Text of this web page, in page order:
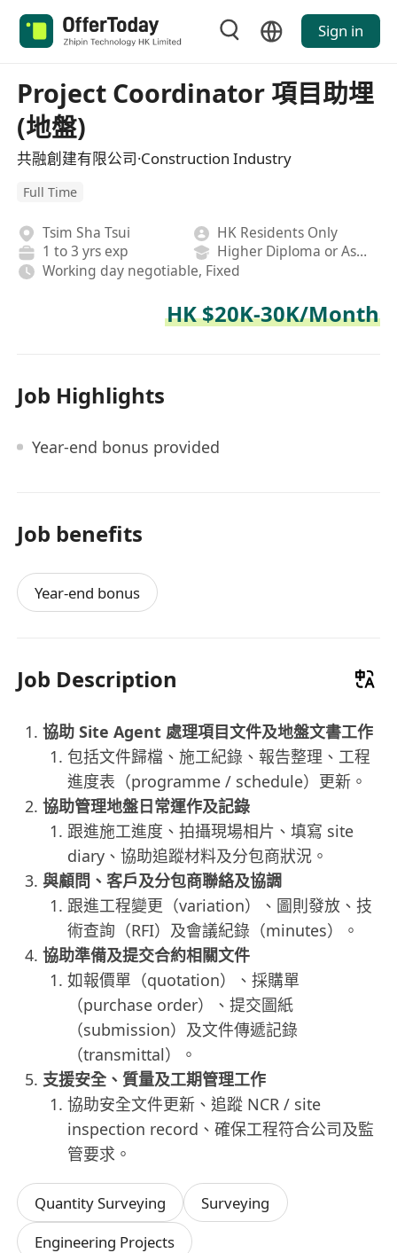
Sign in
Project Coordinator 項目助埋
(地盤)
共融創建有限公司·Construction Industry
Full Time
Tsim Sha Tsui
HK Residents Only
1 to 3 yrs exp
Higher Diploma or Associate Degree
Working day negotiable, Fixed
HK $20K-30K/Month
Job Highlights
Year-end bonus provided
Job benefits
Year-end bonus
Job Description
協助 Site Agent 處理項目文件及地盤文書工作
包括文件歸檔、施工紀錄、報告整理、工程
進度表（programme / schedule）更新。
協助管理地盤日常運作及記錄
跟進施工進度、拍攝現場相片、填寫 site
diary、協助追蹤材料及分包商狀況。
與顧問、客戶及分包商聯絡及協調
跟進工程變更（variation）、圖則發放、技
術查詢（RFI）及會議紀錄（minutes）。
協助準備及提交合約相關文件
如報價單（quotation）、採購單
（purchase order）、提交圖紙
（submission）及文件傳遞記錄
（transmittal）。
支援安全、質量及工期管理工作
協助安全文件更新、追蹤 NCR / site
inspection record、確保工程符合公司及監
管要求。
Quantity Surveying
Surveying
Engineering Projects